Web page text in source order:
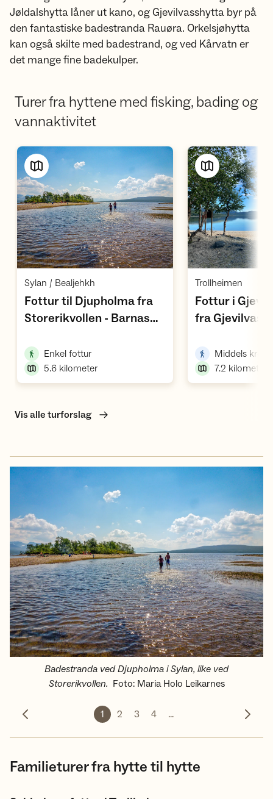
Jøldalshytta låner ut kano, og Gjevilvasshytta byr på
den fantastiske badestranda Rauøra. Orkelsjøhytta
kan også skilte med badestrand, og ved Kårvatn er
det mange fine badekulper.
Turer fra hyttene med fisking, bading og
vannaktivitet
Vis turforslag
Sylan / Bealjehkh
Fottur til Djupholma fra
Storerikvollen - Barnas
Enkel fottur,
5.6 kilometer
Trollheimen
Fottur i
fra
Middels
7.2 kilometer
Vis alle turforslag
Badestranda ved Djupholma i Sylan, like ved
Storerikvollen. Foto: Maria Holo Leikarnes
Forrige bilde
1 2 3 4 ...
Familieturer fra hytte til hytte